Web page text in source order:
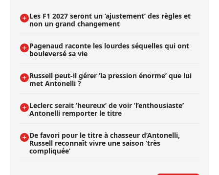
Les F1 2027 seront un ’ajustement’ des règles et
non un grand changement
Pagenaud raconte les lourdes séquelles qui ont
bouleversé sa vie
Russell peut-il gérer ’la pression énorme’ que lui
met Antonelli ?
Leclerc serait ’heureux’ de voir ’l’enthousiaste’
Antonelli remporter le titre
De favori pour le titre à chasseur d’Antonelli,
Russell reconnaît vivre une saison ’très
compliquée’